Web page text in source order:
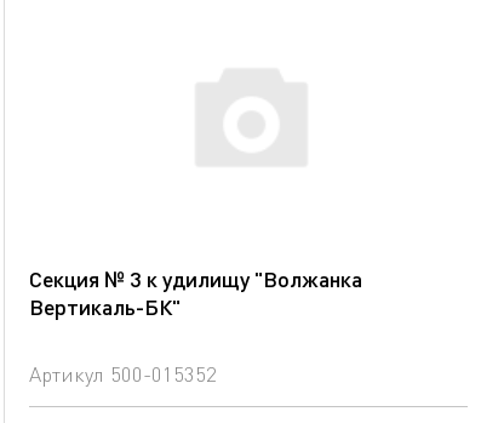
Секция № 3 к удилищу "Волжанка
Вертикаль-БК"
Артикул 500-015352